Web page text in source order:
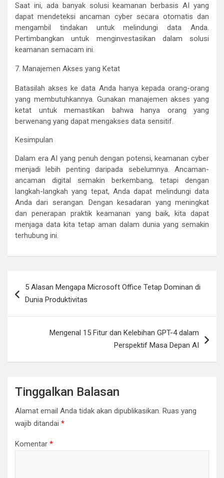
Saat ini, ada banyak solusi keamanan berbasis AI yang
dapat mendeteksi ancaman cyber secara otomatis dan
mengambil tindakan untuk melindungi data Anda.
Pertimbangkan untuk menginvestasikan dalam solusi
keamanan semacam ini.
7. Manajemen Akses yang Ketat
Batasilah akses ke data Anda hanya kepada orang-orang
yang membutuhkannya. Gunakan manajemen akses yang
ketat untuk memastikan bahwa hanya orang yang
berwenang yang dapat mengakses data sensitif.
Kesimpulan
Dalam era AI yang penuh dengan potensi, keamanan cyber
menjadi lebih penting daripada sebelumnya. Ancaman-
ancaman digital semakin berkembang, tetapi dengan
langkah-langkah yang tepat, Anda dapat melindungi data
Anda dari serangan. Dengan kesadaran yang meningkat
dan penerapan praktik keamanan yang baik, kita dapat
menjaga data kita tetap aman dalam dunia yang semakin
terhubung ini.
pos5 Alasan Mengapa Microsoft Office Tetap Dominan di
Dunia Produktivitas
Mengenal 15 Fitur dan Kelebihan GPT-4 dalam
Perspektif Masa Depan AI
Tinggalkan Balasan
Alamat email Anda tidak akan dipublikasikan. Ruas yang
wajib ditandai *
Komentar *